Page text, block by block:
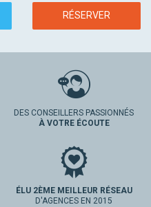
RÉSERVER
DES CONSEILLERS PASSIONNÉS
À VOTRE ÉCOUTE
ÉLU 2ÈME MEILLEUR RÉSEAU
D'AGENCES EN 2015